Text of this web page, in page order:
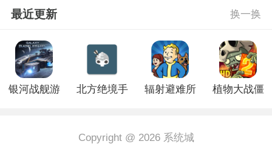
最近更新 换一换
银河战舰游
北方绝境手
辐射避难所
植物大战僵
Copyright @ 2026 系统城